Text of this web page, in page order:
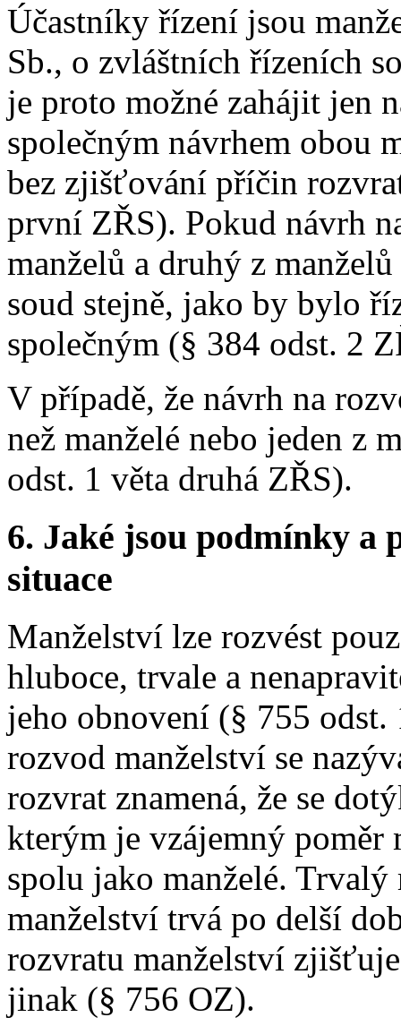
Účastníky řízení jsou
Sb., o zvláštních řízeních
je proto možné zahájit jen
společným návrhem obou
bez zjišťování příčin
první ZŘS). Pokud návrh
manželů a druhý z
soud stejně, jako by bylo
společným (§ 384 odst. 2
V případě, že návrh na
než manželé nebo jeden z
odst. 1 věta druhá ZŘS).
6. Jaké jsou podmínky a
situace
Manželství lze rozvést
hluboce, trvale a
jeho obnovení (§ 755
rozvod manželství se
rozvrat znamená, že se
kterým je vzájemný
spolu jako manželé. Trvalý
manželství trvá po delší
rozvratu manželství
jinak (§ 756 OZ).